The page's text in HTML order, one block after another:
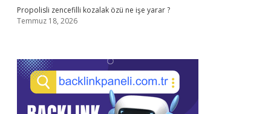
Propolisli zencefilli kozalak özü ne işe yarar ?
Temmuz 18, 2026